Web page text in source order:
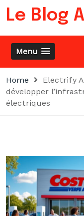
Skip
Le Blog
Menu
Home
Electrify
développer
électriques